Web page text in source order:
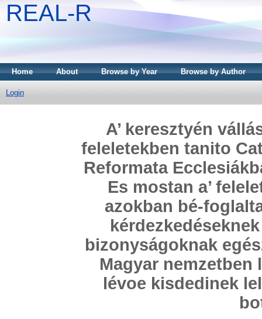
REAL-R
Home About Browse by Year Browse by Author
Login
A’ keresztyén
feleletekben tanito
Reformata
Es mostan a’
azokban bé-
bizonyságoknak
Magyar nemzetben
lévoe kisdedinek